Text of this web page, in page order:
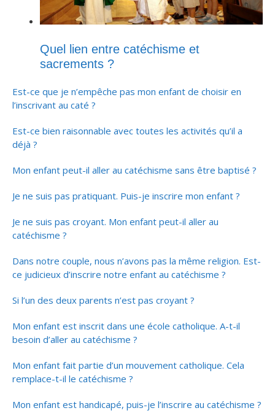
Quel lien entre catéchisme et
sacrements ?
Est-ce que je n’empêche pas mon enfant de choisir en
l’inscrivant au caté ?
Est-ce bien raisonnable avec toutes les activités qu’il a
déjà ?
Mon enfant peut-il aller au catéchisme sans être baptisé ?
Je ne suis pas pratiquant. Puis-je inscrire mon enfant ?
Je ne suis pas croyant. Mon enfant peut-il aller au
catéchisme ?
Dans notre couple, nous n’avons pas la même religion. Est-
ce judicieux d’inscrire notre enfant au catéchisme ?
Si l’un des deux parents n’est pas croyant ?
Mon enfant est inscrit dans une école catholique. A-t-il
besoin d’aller au catéchisme ?
Mon enfant fait partie d’un mouvement catholique. Cela
remplace-t-il le catéchisme ?
Mon enfant est handicapé, puis-je l’inscrire au catéchisme ?